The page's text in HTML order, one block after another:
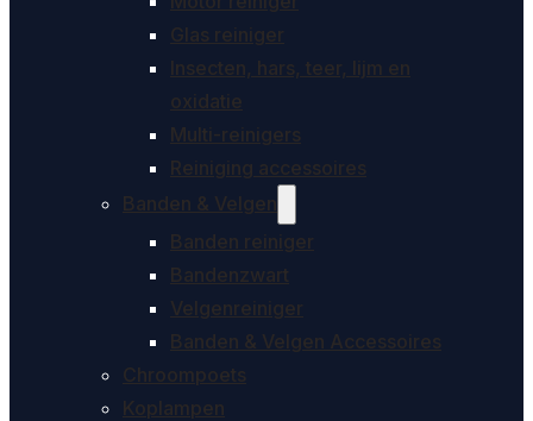
Glas reiniger
Insecten, hars, teer, lijm en
oxidatie
Multi-reinigers
Reiniging accessoires
Banden & Velgen
Banden reiniger
Bandenzwart
Velgenreiniger
Banden & Velgen Accessoires
Chroompoets
Koplampen